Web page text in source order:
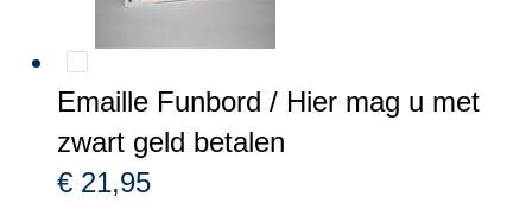
Emaille Funbord / Hier mag u met
zwart geld betalen
€ 21,95